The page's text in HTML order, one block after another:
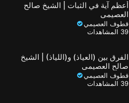
أعظم آية في الثبات | الشيخ صالح
العصيمي
قطوف العصيمي
39 المشاهدات
الفرق بين (العياذ) و(اللياذ) | الشيخ
صالح العصيمي
قطوف العصيمي
39 المشاهدات